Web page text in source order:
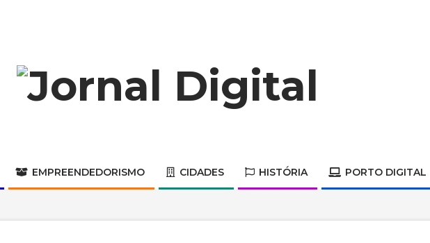
Digital
Primary
EMPREENDEDORISMO CIDADES HISTÓRIA PORTO DIGITAL